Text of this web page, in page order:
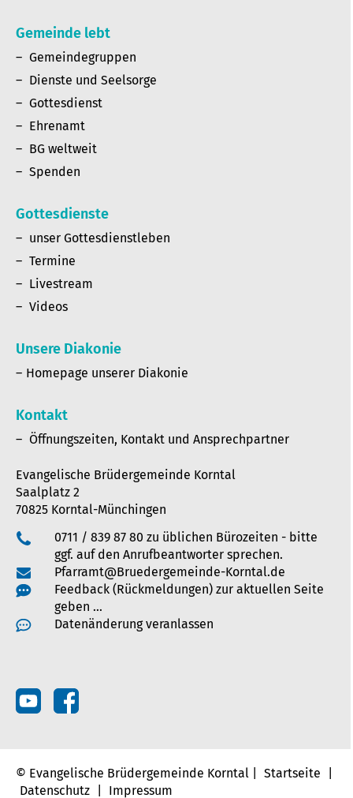
Gemeinde lebt
Gemeindegruppen
Dienste und Seelsorge
Gottesdienst
Ehrenamt
BG weltweit
Spenden
Gottesdienste
unser Gottesdienstleben
Termine
Livestream
Videos
Unsere Diakonie
Homepage unserer Diakonie
Kontakt
Öffnungszeiten, Kontakt und Ansprechpartner
Evangelische Brüdergemeinde Korntal
Saalplatz 2
70825 Korntal-Münchingen
0711 / 839 87 80 zu üblichen Bürozeiten - bitte
ggf. auf den Anrufbeantworter sprechen.
Pfarramt@Bruedergemeinde-Korntal.de
Feedback (Rückmeldungen) zur aktuellen Seite
geben …
Datenänderung veranlassen
© Evangelische Brüdergemeinde Korntal | Startseite
Datenschutz
Impressum